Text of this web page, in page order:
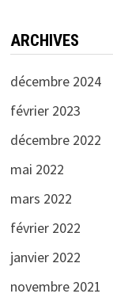
ARCHIVES
décembre 2024
février 2023
décembre 2022
mai 2022
mars 2022
février 2022
janvier 2022
novembre 2021